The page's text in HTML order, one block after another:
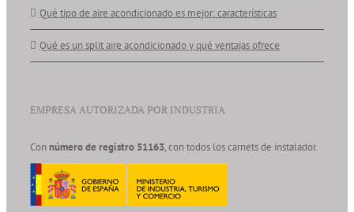
Qué tipo de aire acondicionado es mejor: características
Qué es un split aire acondicionado y qué ventajas ofrece
EMPRESA AUTORIZADA POR INDUSTRIA
Con número de registro 51163, con todos los carnets de instalador.